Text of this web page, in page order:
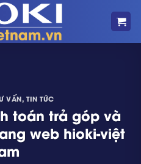
VẤN,TIN TỨC
toán trả góp và
web hioki-việt